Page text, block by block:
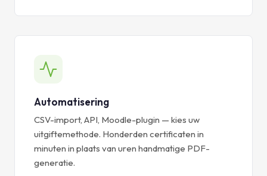
Automatisering
CSV-import, API, Moodle-plugin — kies uw
uitgiftemethode. Honderden certificaten in
minuten in plaats van uren handmatige PDF-
generatie.